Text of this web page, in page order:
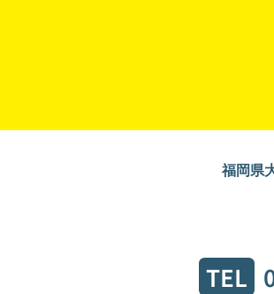
福岡県
TEL